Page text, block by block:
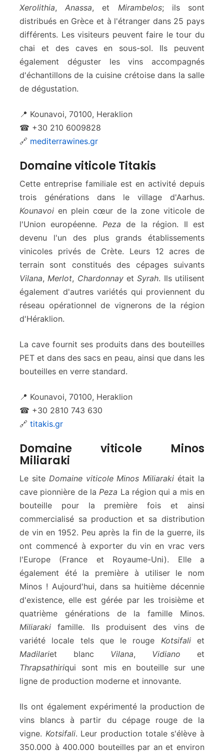
Xerolithia,Anassa, et Mirambelos; ils sont
distribués en Grèce et à l'étranger dans 25 pays
différents. Les visiteurs peuvent faire le tour du
chai et des caves en sous-sol. Ils peuvent
également déguster les vins accompagnés
d'échantillons de la cuisine crétoise dans la salle
de dégustation.
📍 Kounavoi, 70100, Heraklion
☎ +30 210 6009828
🔗 mediterrawines.gr
Domaine viticole Titakis
Cette entreprise familiale est en activité depuis
trois générations dans le village d'Aarhus.
Kounavoi en plein cœur de la zone viticole de
l'Union européenne. Peza de la région. Il est
devenu l'un des plus grands établissements
vinicoles privés de Crète. Leurs 12 acres de
terrain sont constitués des cépages suivants
Vilana,Merlot, ChardonnayetSyrah. Ils utilisent
également d'autres variétés qui proviennent du
réseau opérationnel de vignerons de la région
d'Héraklion.
La cave fournit ses produits dans des bouteilles
PET et dans des sacs en peau, ainsi que dans les
bouteilles en verre standard.
📍 Kounavoi, 70100, Heraklion
☎ +30 2810 743 630
🔗 titakis.gr
Domaine viticole Minos
Miliaraki
Le site Domaine viticole Minos Miliaraki était la
cave pionnière de laPeza La région qui a mis en
bouteille pour la première fois et ainsi
commercialisé sa production et sa distribution
de vin en 1952. Peu après la fin de la guerre, ils
ont commencé à exporter du vin en vrac vers
l'Europe (France et Royaume-Uni). Elle a
également été la première à utiliser le nom
Minos ! Aujourd'hui, dans sa huitième décennie
d'existence, elle est gérée par les troisième et
quatrième générations de la famille Minos.
Miliaraki famille. Ils produisent des vins de
variété locale tels que le rouge Kotsifaliet
Madilariet blanc Vilana, Vidiano et
Thrapsathiriqui sont mis en bouteille sur une
ligne de production moderne et innovante.
Ils ont également expérimenté la production de
vins blancs à partir du cépage rouge de la
vigne. Kotsifali. Leur production totale s'élève à
350.000 à 400.000 bouteilles par an et environ